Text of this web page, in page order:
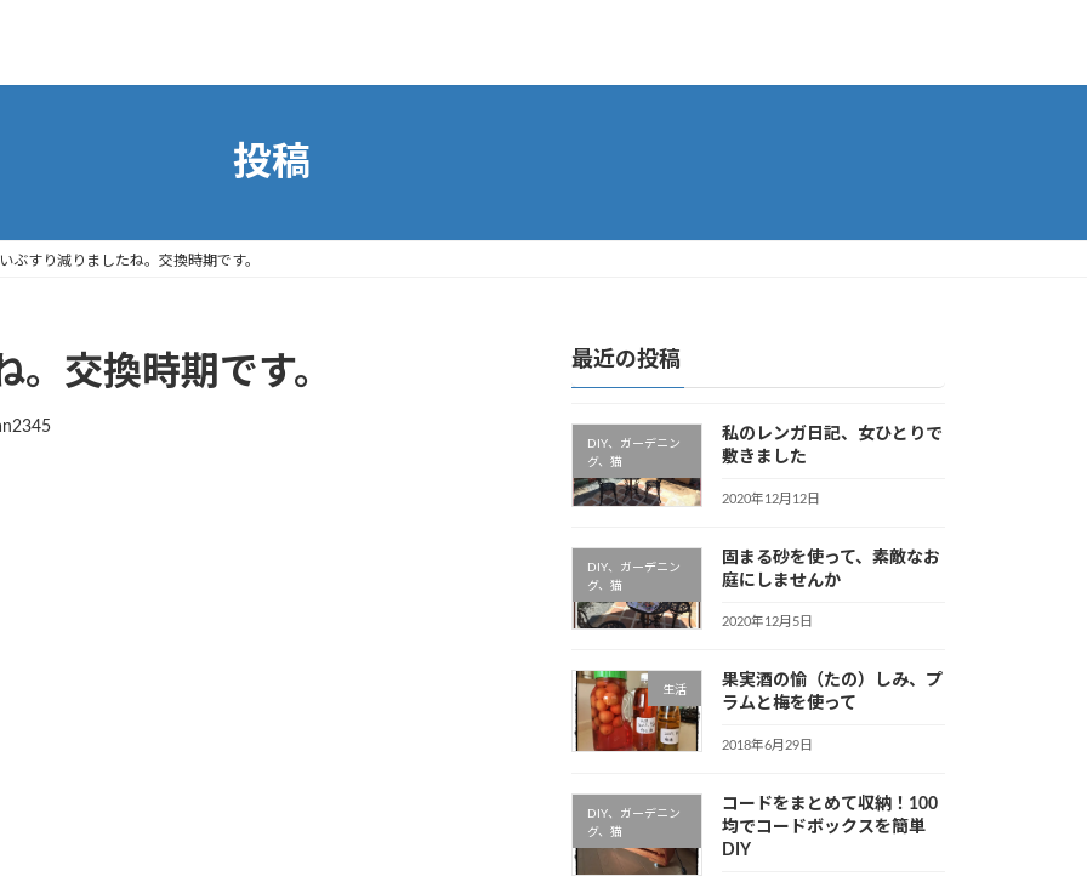
投稿
ぶすり減りましたね。交換時期です。
交換時期です。 最近の投稿
DIY、ガーデニン
グ、猫
私のレンガ日記、女ひとりで
敷きました
2020年12月12日
DIY、ガーデニン
グ、猫
固まる砂を使って、素敵なお
庭にしませんか
2020年12月5日
生活
果実酒の愉（たの）しみ、プ
ラムと梅を使って
2018年6月29日
DIY、ガーデニン
グ、猫
コードをまとめて収納！100
均でコードボックスを簡単
DIY